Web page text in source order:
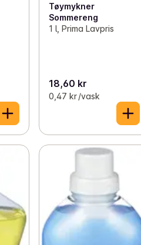
Tøymykner
Sommereng
1 l, Prima Lavpris
18,60 kr
0,47 kr /vask